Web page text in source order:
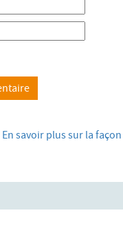
En savoir plus sur la